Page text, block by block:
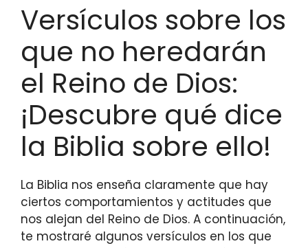
Versículos sobre los
que no heredarán
el Reino de Dios:
¡Descubre qué dice
la Biblia sobre ello!
La Biblia nos enseña claramente que hay
ciertos comportamientos y actitudes que
nos alejan del Reino de Dios. A continuación,
te mostraré algunos versículos en los que